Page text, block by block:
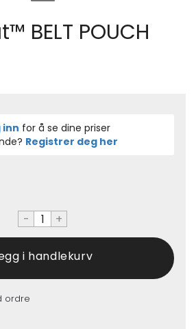
BELT POUCH
inn for å se dine priser
Registrer deg her
- +
ordre